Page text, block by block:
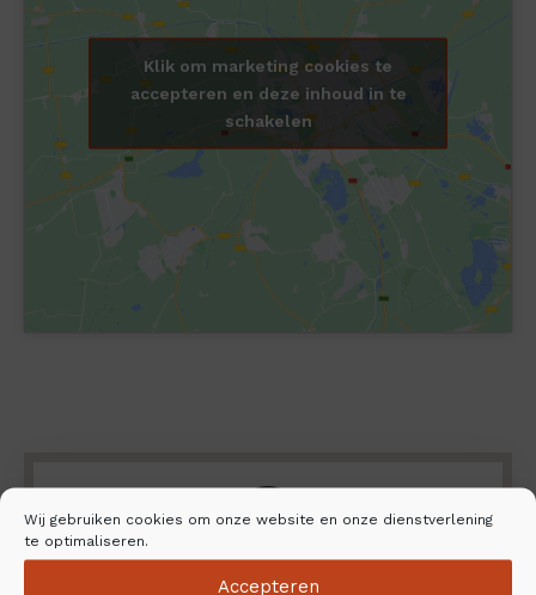
Wij gebruiken cookies om onze website en onze dienstverlening
te optimaliseren.
Accepteren
Klik om marketing cookies te
accepteren en deze inhoud in te
schakelen